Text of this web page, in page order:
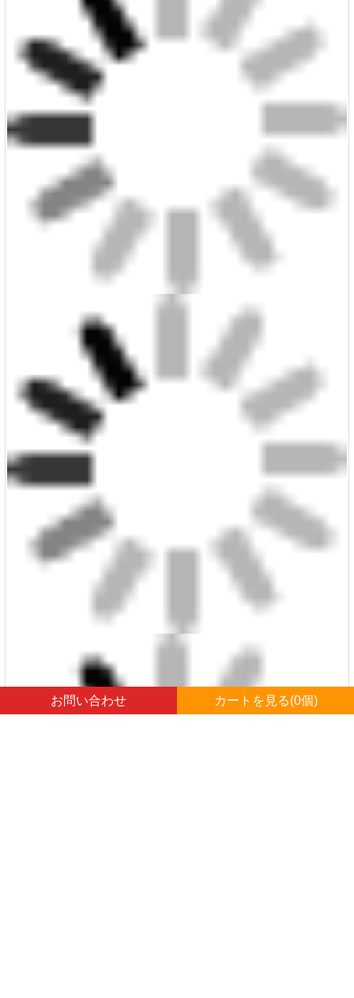
お問い合わせ カートを見る(0個)